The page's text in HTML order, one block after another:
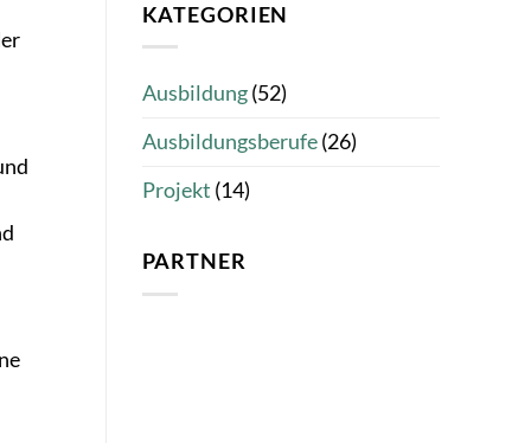
KATEGORIEN
Ausbildung(52)
Ausbildungsberufe(26)
Projekt (14)
PARTNER